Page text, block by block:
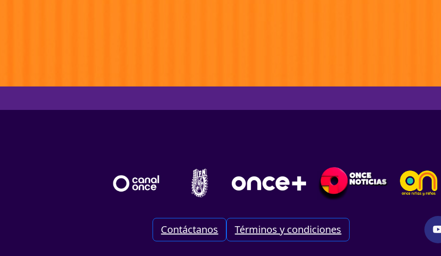
Contáctanos Términos y condiciones